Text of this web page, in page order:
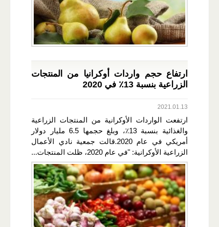
ارتفاع حجم واردات أوكرانيا من المنتجات
الزراعية بنسبة 13٪ في 2020
2021.01.13
ارتفعت الواردات الأوكرانية من المنتجات الزراعية
والغذائية بنسبة 13٪، وبلغ حجمها 6.5 مليار دولار
أمريكي في عام 2020.قالت جمعية نادي الأعمال
الزراعية الأوكرانية: "في عام 2020، ظلت المنتجات...